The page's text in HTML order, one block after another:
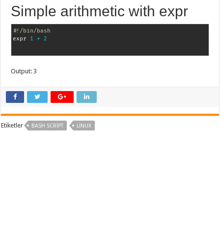
Simple arithmetic with expr
#!/bin/bash
expr 1 + 2
Output: 3
Etiketler BASH SCRIPT LINUX